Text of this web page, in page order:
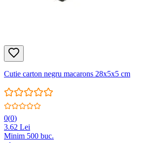
Cutie carton negru macarons 28x5x5 cm
0(0)
3.62 Lei
Minim 500 buc.